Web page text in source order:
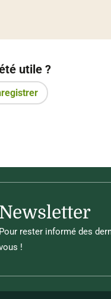
utile ?
Newsletter
Pour rester informé des
!